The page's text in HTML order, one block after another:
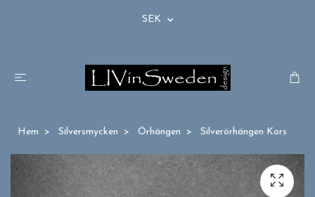
SEK
Hem Silversmycken Örhängen Silverörhängen Kors